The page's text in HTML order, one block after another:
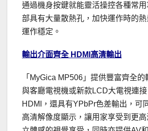
通過機身按鍵就能靈活操控各種常
部具有大量散熱孔，加快運作時的
運作穩定。
輸出介面齊全 HDMI高清輸出
「MyGica MP506」提供豐富齊全
與客廳電視機或新款LCD大電視連
HDMI，還具有YPbPr色差輸出，可
高清解像度顯示，讓用家享受到更